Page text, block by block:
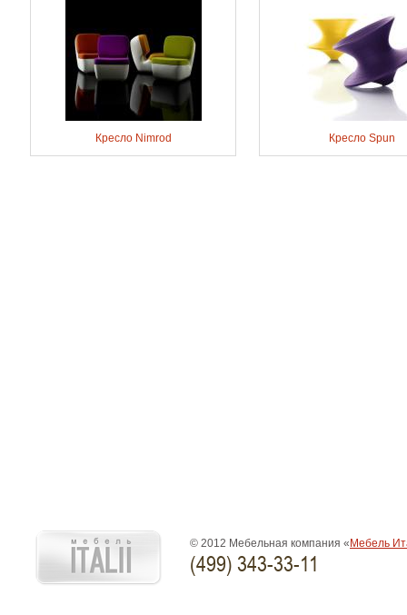
Кресло Nimrod Кресло Spun
© 2012 Мебельная компания « Мебель
(499) 343-33-11